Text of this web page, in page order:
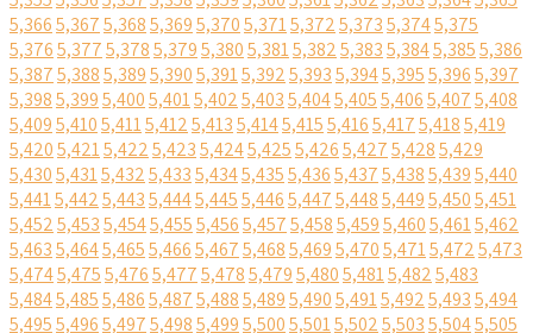
5,3665,3675,3685,3695,3705,3715,3725,3735,3745,375
5,3765,3775,3785,3795,3805,3815,3825,3835,3845,3855,386
5,3875,3885,3895,3905,3915,3925,3935,3945,3955,3965,397
5,3985,3995,4005,4015,4025,4035,4045,4055,4065,4075,408
5,4095,4105,4115,4125,4135,4145,4155,4165,4175,4185,419
5,4205,4215,4225,4235,4245,4255,4265,4275,4285,429
5,4305,4315,4325,4335,4345,4355,4365,4375,4385,4395,440
5,4415,4425,4435,4445,4455,4465,4475,4485,4495,4505,451
5,4525,4535,4545,4555,4565,4575,4585,4595,4605,4615,462
5,4635,4645,4655,4665,4675,4685,4695,4705,4715,4725,473
5,4745,4755,4765,4775,4785,4795,4805,4815,4825,483
5,4845,4855,4865,4875,4885,4895,4905,4915,4925,4935,494
5,4955,4965,4975,4985,4995,5005,5015,5025,5035,5045,505